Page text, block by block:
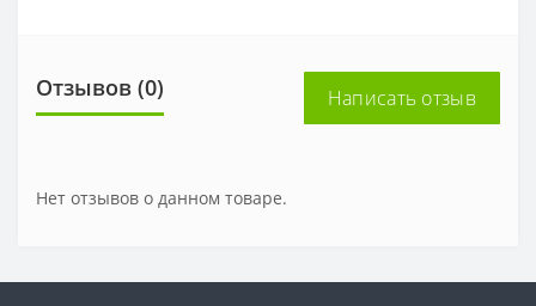
Отзывов (0) Написать отзыв
Нет отзывов о данном товаре.